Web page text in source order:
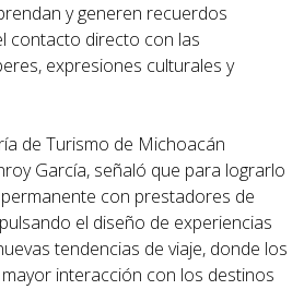
y generen recuerdos
contacto directo con las
expresiones culturales y
de Turismo de Michoacán
García, señaló que para lograrlo
con prestadores de
el diseño de experiencias
tendencias de viaje, donde los
interacción con los destinos